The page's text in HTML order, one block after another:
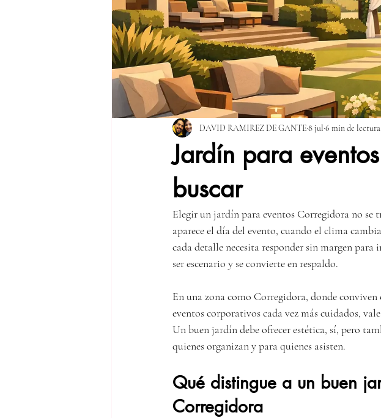
Jardín para
buscar
DAVID RAMIREZ DE GANTE8 jul 6 min de lectura
Elegir un jardín para eventos Corregidora no
aparece el día del evento, cuando el clima
cada detalle necesita responder sin margen
ser escenario y se convierte en respaldo.
En una zona como Corregidora, donde
eventos corporativos cada vez más cuidados,
Un buen jardín debe ofrecer estética, sí, pero
quienes organizan y para quienes asisten.
Qué distingue a un buen
Corregidora